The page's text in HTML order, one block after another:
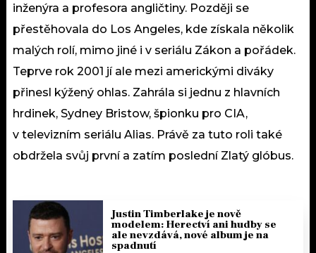
inženýra a profesora angličtiny. Později se
přestěhovala do Los Angeles, kde získala několik
malých rolí, mimo jiné i v seriálu Zákon a pořádek.
Teprve rok 2001 jí ale mezi americkými diváky
přinesl kýžený ohlas. Zahrála si jednu z hlavních
hrdinek, Sydney Bristow, špionku pro CIA,
v televizním seriálu Alias. Právě za tuto roli také
obdržela svůj první a zatím poslední Zlatý glóbus.
Justin Timberlake je nově
modelem: Herectví ani hudby se
ale nevzdává, nové album je na
spadnutí